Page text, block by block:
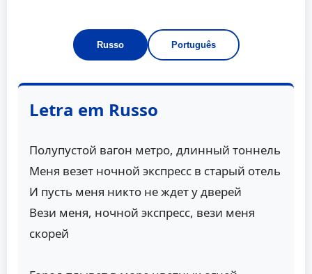
Russo Português
Letra em Russo
Полупустой вагон метро, длинный тоннель
Меня везет ночной экспресс в старый отель
И пусть меня никто не ждет у дверей
Вези меня, ночной экспресс, вези меня
скорей